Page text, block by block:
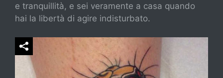
e tranquillità, e sei veramente a casa quando
hai la libertà di agire indisturbato.